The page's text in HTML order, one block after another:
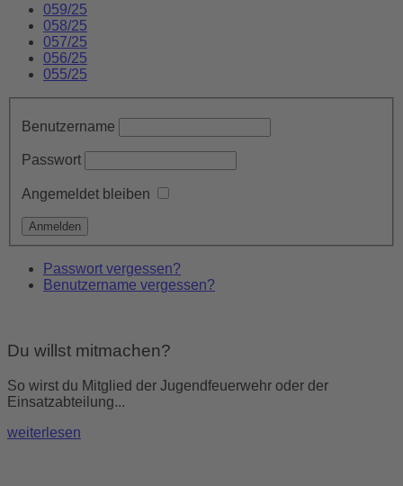
059/25
058/25
057/25
056/25
055/25
Benutzername
Passwort
Angemeldet bleiben
Passwort vergessen?
Benutzername vergessen?
Du willst mitmachen?
So wirst du Mitglied der Jugendfeuerwehr oder der
Einsatzabteilung...
weiterlesen